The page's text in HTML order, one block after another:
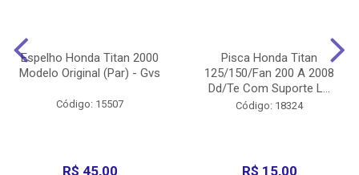
Espelho Honda Titan 2000
Modelo Original (Par) - Gvs
Código: 15507
R$ 45,00
Pisca Honda Titan
125/150/Fan 200 A 2008
Dd/Te Com Suporte L...
Código: 18324
R$ 15,00